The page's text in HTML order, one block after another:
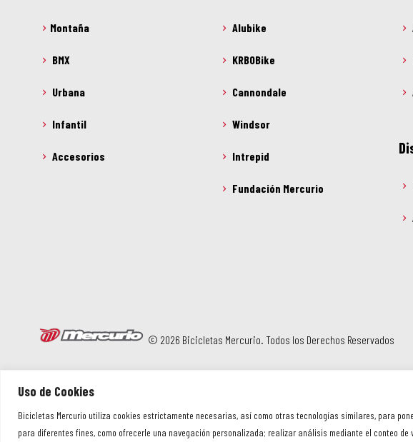
Uso de Cookies
Bicicletas Mercurio utiliza cookies estrictamente necesarias, así como otras tecnologías similares, para
para diferentes fines, como ofrecerle una navegación personalizada; realizar análisis mediante el conteo
Montaña
BMX
Urbana
Infantil
Accesorios
Alubike
KRBOBike
Cannondale
Windsor
Intrepid
Fundación Mercurio
© 2026 Bicicletas Mercurio. Todos los Derechos Reservados